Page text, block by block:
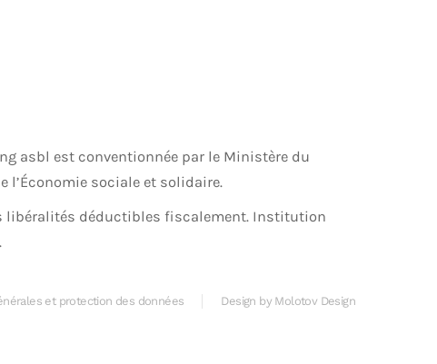
asbl est conventionnée par le Ministère du
l’Économie sociale et solidaire.
libéralités déductibles fiscalement. Institution
et protection des données Design by Molotov Design